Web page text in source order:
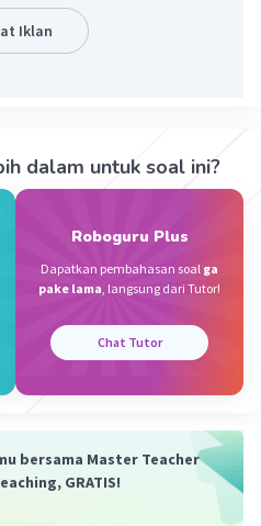
proses terjadinya sesuatu.
alam, sosial, budaya,
dengan proses tubuh manusia.
Iklan
merupakan bentuk
peristiwa atau fenomena.
teks ini bisa seperti
politik, hukum, ekonomi,
Iklan
dalam untuk soal ini?
Roboguru Plus
Dapatkan pembahasan soal ga
pake lama, langsung dari Tutor!
Chat Tutor
bersama Master Teacher
GRATIS!